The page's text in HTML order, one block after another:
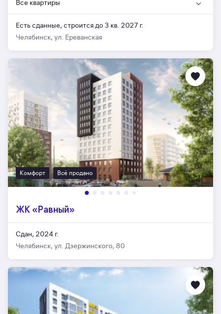
Все квартиры
Есть сданные, строится до 3 кв. 2027 г.
Челябинск, ул. Ереванская
Комфорт Всё продано
ЖК «Равный»
Сдан, 2024 г.
Челябинск, ул. Дзержинского, 80